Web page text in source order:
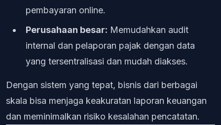
pembayaran online.
Perusahaan besar: Memudahkan audit
internal dan pelaporan pajak dengan data
yang tersentralisasi dan mudah diakses.
Dengan sistem yang tepat, bisnis dari berbagai
skala bisa menjaga keakuratan laporan keuangan
dan meminimalkan risiko kesalahan pencatatan.